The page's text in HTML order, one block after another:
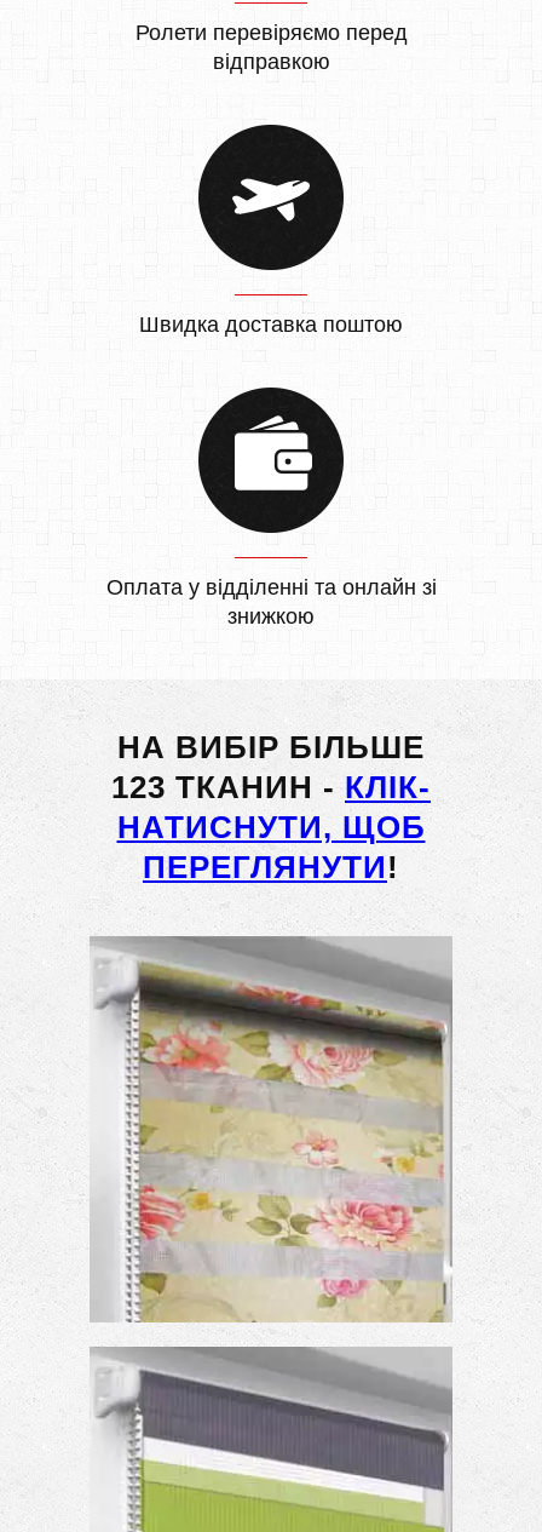
Ролети перевіряємо перед
відправкою
Швидка доставка поштою
Оплата у відділенні та онлайн зі
знижкою
НА ВИБІР БІЛЬШЕ
123 ТКАНИН - КЛІК-
НАТИСНУТИ, ЩОБ
ПЕРЕГЛЯНУТИ!